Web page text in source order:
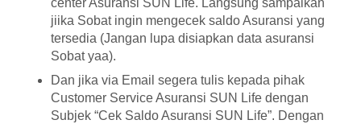
center Asuransi SUN Life. Langsung sampaikan
jiika Sobat ingin mengecek saldo Asuransi yang
tersedia (Jangan lupa disiapkan data asuransi
Sobat yaa).
Dan jika via Email segera tulis kepada pihak
Customer Service Asuransi SUN Life dengan
Subjek “Cek Saldo Asuransi SUN Life”. Dengan